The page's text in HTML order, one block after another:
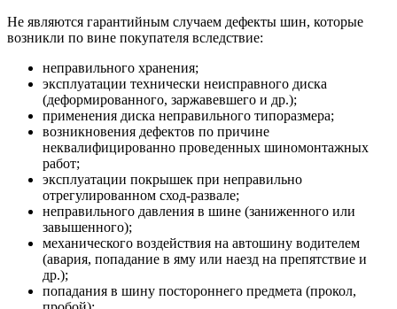
Не являются гарантийным случаем дефекты шин, которые
возникли по вине покупателя вследствие:
неправильного хранения;
эксплуатации технически неисправного диска
(деформированного, заржавевшего и др.);
применения диска неправильного типоразмера;
возникновения дефектов по причине
неквалифицированно проведенных шиномонтажных
работ;
эксплуатации покрышек при неправильно
отрегулированном сход-развале;
неправильного давления в шине (заниженного или
завышенного);
механического воздействия на автошину водителем
(авария, попадание в яму или наезд на препятствие и
др.);
попадания в шину постороннего предмета (прокол,